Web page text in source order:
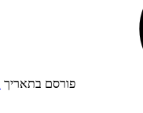
פורסם בתאריך